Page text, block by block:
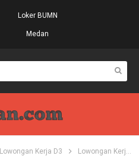
Loker BUMN
Medan
Lowongan Kerja D3 Lowongan Kerja Medan